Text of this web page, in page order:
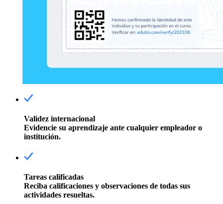
Validez internacional
Evidencie su aprendizaje ante cualquier empleador o
institución.
Tareas calificadas
Reciba calificaciones y observaciones de todas sus
actividades resueltas.